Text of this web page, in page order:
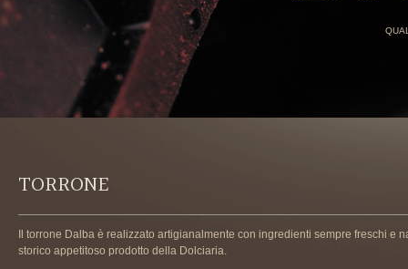
TORRONE
Il torrone Dalba è realizzato artigianalmente con ingredienti sempre freschi
storico appetitoso prodotto della Dolciaria.